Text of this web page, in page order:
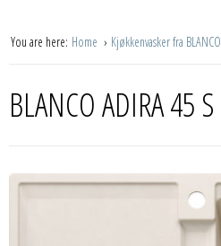
You are here: Home Kjøkkenvasker fra BLANCO
BLANCO ADIRA 45 S